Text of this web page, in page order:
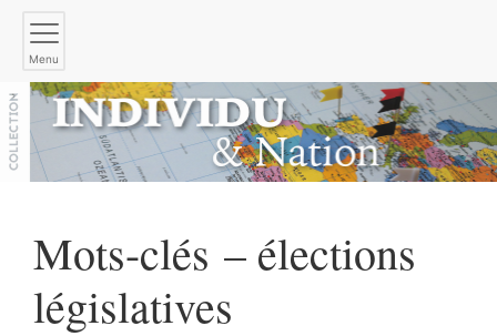
Menu
Mots-clés – élections
législatives